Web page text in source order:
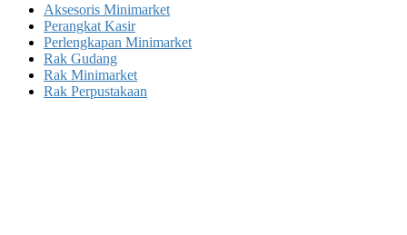
Aksesoris Minimarket
Perangkat Kasir
Perlengkapan Minimarket
Rak Gudang
Rak Minimarket
Rak Perpustakaan